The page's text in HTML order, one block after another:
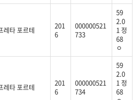
레타 포르테
201
6
000000521
733
59
2.0
1 정
68
ㅇ
레타 포르테
201
6
000000521
734
59
2.0
1 정
68